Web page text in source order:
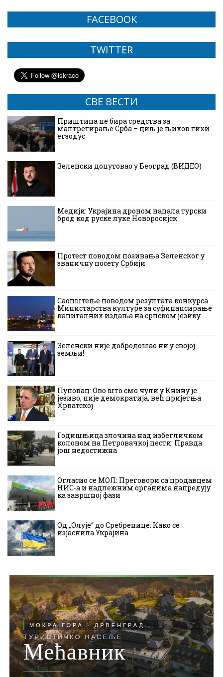
FACEBOOK
TWITTER
СВЕ ВЕСТИ
Приштина не бира средства за
малтретирање Срба – циљ је њихов тихи
егзодус
Зеленски допутовао у Београд (ВИДЕО)
Медији: Украјина дроном напала турски
брод код руске луке Новоросијск
Протест поводом позивања Зеленског у
званичну посету Србији
Саопштење поводом резултата конкурса
Министарства културе за суфинансирање
капиталних издања на српском језику
Зеленски није добродошао ни у својој
земљи!
Пуповац: Ово што смо чули у Книну је
језиво, није демократија, већ пријетња
Хрватској
Годишњица злочина над избегличком
колоном на Петровачкој цести: Правда
још недостижна
Огласио се МОЛ: Преговори са продавцем
НИС-а и надлежним органима напредују
ка завршној фази
Од „Олује“ до Сребренице: Како се
изјаснила Украјина